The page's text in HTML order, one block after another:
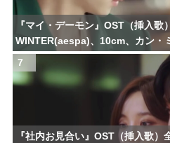
『マイ・デーモン』OST（挿入歌
WINTER(aespa)、10cm、カン・
7
『社内お見合い』OST（挿入歌